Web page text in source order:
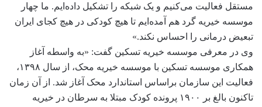
مستقل فعالیت می‌کنیم و یک شبکه را تشکیل داده‌ایم. ما چهار
موسسه خیریه گرد هم آمده‌ایم تا هیچ کودکی در هیچ کجای ایران
تبعیض درمانی را احساس نکند.»
وی در معرفی موسسه خیریه تسکین گفت: «به واسطه آغاز
همکاری موسسه تسکین با موسسه خیریه محک، از سال ۱۳۹۸،
فعالیت این سازمان براساس استاندارد محک آغاز شد. از آن زمان
تاکنون بالغ بر ۱۹۰۰ پرونده کودک مبتلا به سرطان در خیریه